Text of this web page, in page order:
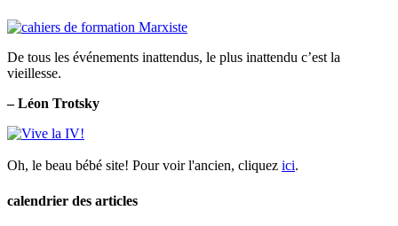
De tous les événements inattendus, le plus inattendu c’est la
vieillesse.
– Léon Trotsky
Oh, le beau bébé site! Pour voir l'ancien, cliquez ici.
calendrier des articles